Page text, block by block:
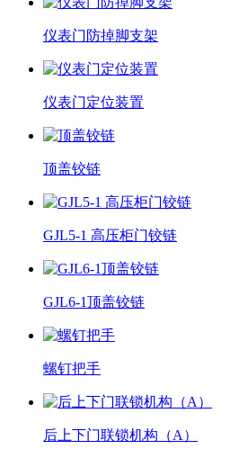
仪表门防掉脚支架
仪表门定位装置
顶盖铰链
GJL5-1 高压柜门铰链
GJL6-1顶盖铰链
螺钉把手
后上下门联锁机构（A）